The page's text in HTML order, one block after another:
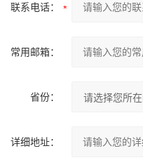
联系电话：
常用邮箱：
省份：
详细地址：